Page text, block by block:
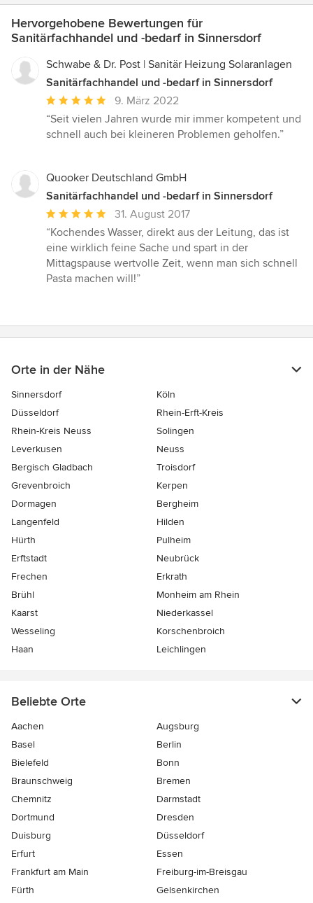
Hervorgehobene Bewertungen für
Sanitärfachhandel und -bedarf in Sinnersdorf
Schwabe & Dr. Post | Sanitär Heizung Solaranlagen
Sanitärfachhandel und -bedarf in Sinnersdorf
Durchschnittliche
Bewertung:
5
Sternen
9. März 2022
“Seit vielen Jahren wurde mir immer kompetent und
schnell auch bei kleineren Problemen geholfen.”
Quooker Deutschland GmbH
Sanitärfachhandel und -bedarf in Sinnersdorf
Durchschnittliche
Bewertung:
5
von
5
31. August 2017
“Kochendes Wasser, direkt aus der Leitung, das ist
eine wirklich feine Sache und spart in der
Mittagspause wertvolle Zeit, wenn man sich schnell
Pasta machen will!”
Orte in der Nähe
Sinnersdorf
Köln
Düsseldorf
Rhein-Erft-Kreis
Rhein-Kreis Neuss
Solingen
Leverkusen
Neuss
Bergisch Gladbach
Troisdorf
Grevenbroich
Kerpen
Dormagen
Bergheim
Langenfeld
Hilden
Hürth
Pulheim
Erftstadt
Neubrück
Frechen
Erkrath
Brühl
Monheim am Rhein
Kaarst
Niederkassel
Wesseling
Korschenbroich
Haan
Leichlingen
Beliebte Orte
Aachen
Augsburg
Basel
Berlin
Bielefeld
Bonn
Braunschweig
Bremen
Chemnitz
Darmstadt
Dortmund
Dresden
Duisburg
Düsseldorf
Erfurt
Essen
Frankfurt am Main
Freiburg-im-Breisgau
Fürth
Gelsenkirchen